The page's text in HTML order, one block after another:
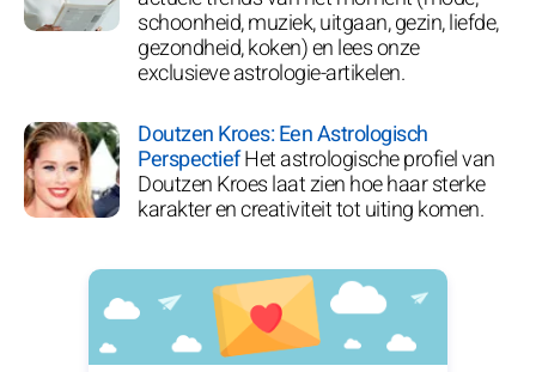
schoonheid, muziek, uitgaan, gezin, liefde,
gezondheid, koken) en lees onze
exclusieve astrologie-artikelen.
Doutzen Kroes: Een Astrologisch
PerspectiefHet astrologische profiel van
Doutzen Kroes laat zien hoe haar sterke
karakter en creativiteit tot uiting komen.